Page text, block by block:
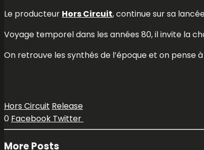
Le producteur Hors Circuit, continue sur sa
Voyage temporel dans les années 80, il invite la
On retrouve les synthés de l’époque et on pense
Hors Circuit Release
0 Facebook Twitter
More Posts